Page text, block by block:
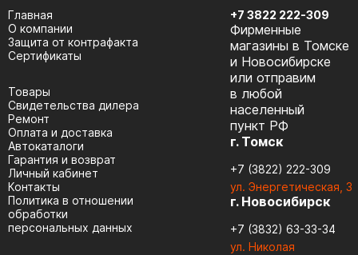
Главная
О компании
Защита от контрафакта
Сертификаты
Товары
Cвидетельства дилера
Ремонт
Оплата и доставка
Автокаталоги
Гарантия и возврат
Личный кабинет
Контакты
Политика в отношении
обработки
персональных данных
+7 3822 222-309
Фирменные
магазины в Томске
и Новосибирске
или отправим
в любой
населенный
пункт РФ
г. Томск
+7 (3822) 222-309
ул. Энергетическая, 3
г. Новосибирск
+7 (3832) 63-33-34
ул. Николая